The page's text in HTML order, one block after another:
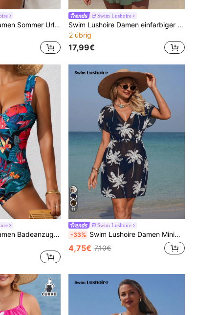
Swim Lushoire Damen Sommer Urlaubs Lässig Strandmode, marineblau einfarbiges 2 Stücke Set mit Träger-Bikini
Swim Lushoire
Swim Lushoire Damen einfarbiger Badeanzug Zweiteiler mit Strandkleid, Lässig Urlaubs Strand
2 übrig
17,99€
Swim Lushoire Damen Badeanzug mit Blume Muster, Bügel und Trägern für Strandurlaub, Sommer
11
Swim Lushoire
-33% Swim Lushoire Damen Minimalistischer bedruckter transparenter V-Ausschnitt Kurzarm Strandkleid
4,75€ 7,10€